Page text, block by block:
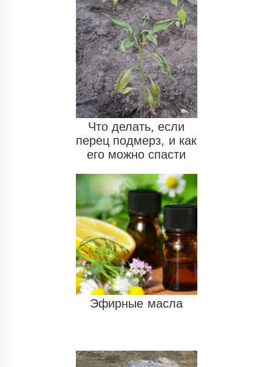
Что делать, если
перец подмерз, и как
его можно спасти
Эфирные масла